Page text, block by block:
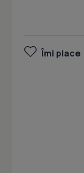
Îmi place